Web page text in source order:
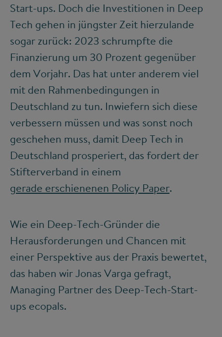
Start-ups. Doch die Investitionen in Deep
Tech gehen in jüngster Zeit hierzulande
sogar zurück: 2023 schrumpfte die
Finanzierung um 30 Prozent gegenüber
dem Vorjahr. Das hat unter anderem viel
mit den Rahmenbedingungen in
Deutschland zu tun. Inwiefern sich diese
verbessern müssen und was sonst noch
geschehen muss, damit Deep Tech in
Deutschland prosperiert, das fordert der
Stifterverband in einem
gerade erschienenen Policy Paper.
Wie ein Deep-Tech-Gründer die
Herausforderungen und Chancen mit
einer Perspektive aus der Praxis bewertet,
das haben wir Jonas Varga gefragt,
Managing Partner des Deep-Tech-Start-
ups ecopals.